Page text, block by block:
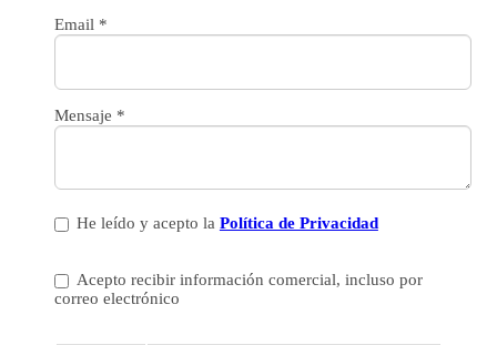
Email *
Mensaje *
He leído y acepto la Política de Privacidad
Acepto recibir información comercial, incluso por
correo electrónico